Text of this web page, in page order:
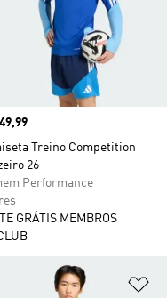
Treino Competition
26
Performance
GRÁTIS MEMBROS
à Lista de Desejos